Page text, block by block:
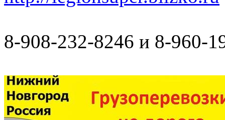
8-908-232-8246 и 8-960-